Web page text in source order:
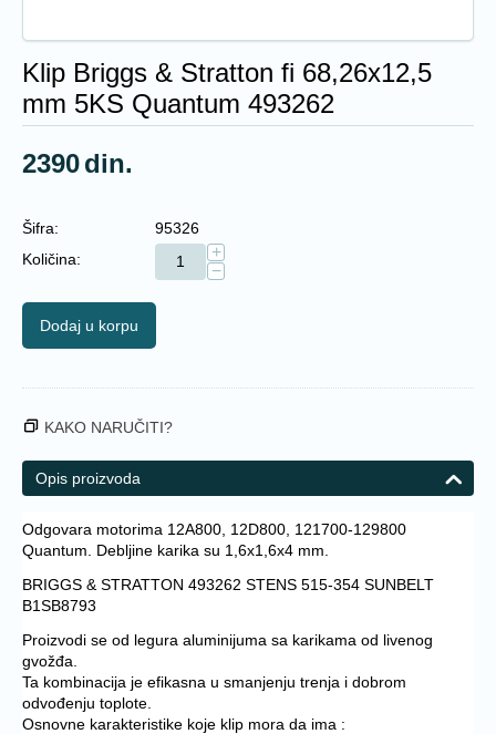
Klip Briggs & Stratton fi 68,26x12,5
mm 5KS Quantum 493262
2390din.
Šifra:
95326
Količina:
+
−
Dodaj u korpu
KAKO NARUČITI?
Opis proizvoda
Odgovara motorima 12A800, 12D800, 121700-129800
Quantum. Debljine karika su 1,6x1,6x4 mm.
BRIGGS & STRATTON 493262 STENS 515-354 SUNBELT
B1SB8793
Proizvodi se od legura aluminijuma sa karikama od livenog
gvožđa.
Ta kombinacija je efikasna u smanjenju trenja i dobrom
odvođenju toplote.
Osnovne karakteristike koje klip mora da ima :